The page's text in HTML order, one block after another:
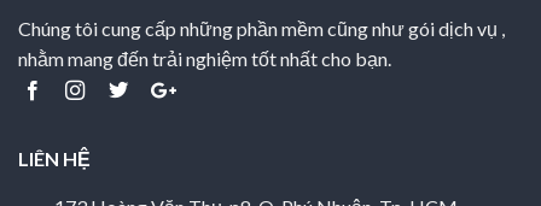
Chúng tôi cung cấp những phần mềm cũng như gói dịch vụ ,
nhằm mang đến trải nghiệm tốt nhất cho bạn.
LIÊN HỆ